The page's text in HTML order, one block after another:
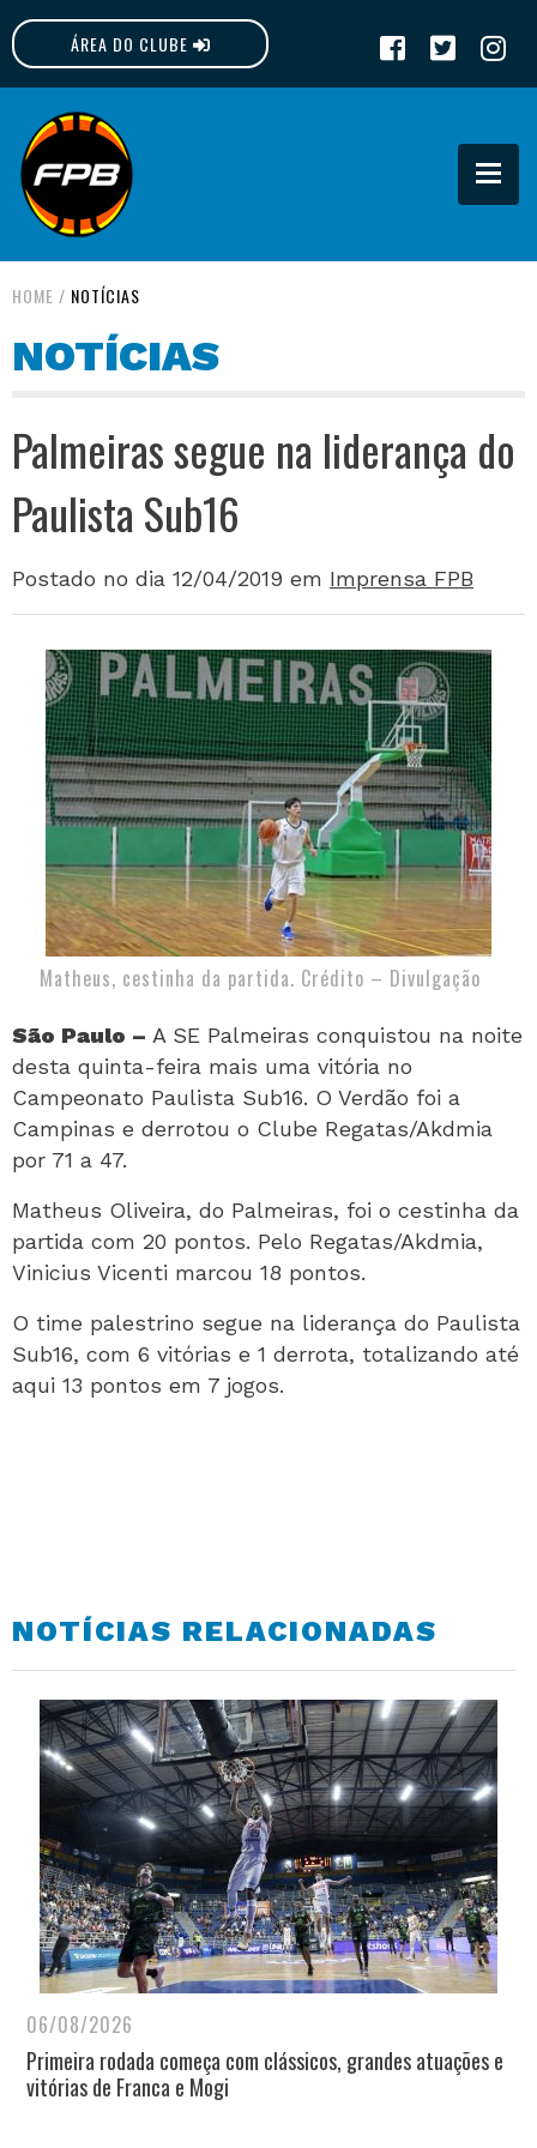
ÁREA DO CLUBE
FPB
HOME / NOTÍCIAS
NOTÍCIAS
Palmeiras segue na liderança do
Paulista Sub16
Postado no dia 12/04/2019 em Imprensa FPB
Matheus, cestinha da partida. Crédito – Divulgação
São Paulo – A SE Palmeiras conquistou na noite
desta quinta-feira mais uma vitória no
Campeonato Paulista Sub16. O Verdão foi a
Campinas e derrotou o Clube Regatas/Akdmia
por 71 a 47.
Matheus Oliveira, do Palmeiras, foi o cestinha da
partida com 20 pontos. Pelo Regatas/Akdmia,
Vinicius Vicenti marcou 18 pontos.
O time palestrino segue na liderança do Paulista
Sub16, com 6 vitórias e 1 derrota, totalizando até
aqui 13 pontos em 7 jogos.
NOTÍCIAS RELACIONADAS
06/08/2026
Primeira rodada começa com clássicos, grandes atuações e
vitórias de Franca e Mogi